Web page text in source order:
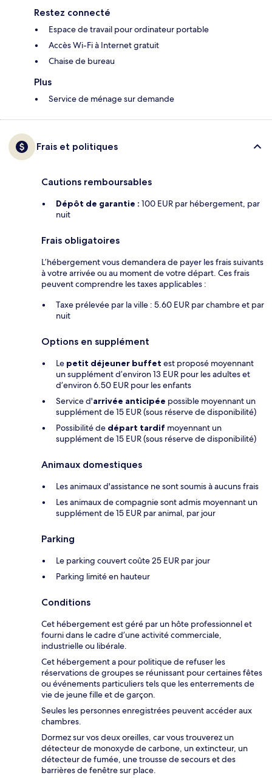
Restez connecté
Espace de travail pour ordinateur portable
Accès Wi-Fi à Internet gratuit
Chaise de bureau
Plus
Service de ménage sur demande
Frais et politiques
Cautions remboursables
Dépôt de garantie : 100 EUR par hébergement, par
nuit
Frais obligatoires
L’hébergement vous demandera de payer les frais suivants
à votre arrivée ou au moment de votre départ. Ces frais
peuvent comprendre les taxes applicables :
Taxe prélevée par la ville : 5.60 EUR par chambre et par
nuit
Options en supplément
Le petit déjeuner buffet est proposé moyennant
un supplément d’environ 13 EUR pour les adultes et
d’environ 6.50 EUR pour les enfants
Service d'arrivée anticipée possible moyennant un
supplément de 15 EUR (sous réserve de disponibilité)
Possibilité de départ tardif moyennant un
supplément de 15 EUR (sous réserve de disponibilité)
Animaux domestiques
Les animaux d'assistance ne sont soumis à aucuns frais
Les animaux de compagnie sont admis moyennant un
supplément de 15 EUR par animal, par jour
Parking
Le parking couvert coûte 25 EUR par jour
Parking limité en hauteur
Conditions
Cet hébergement est géré par un hôte professionnel et
fourni dans le cadre d’une activité commerciale,
industrielle ou libérale.
Cet hébergement a pour politique de refuser les
réservations de groupes se réunissant pour certaines fêtes
ou événements particuliers tels que les enterrements de
vie de jeune fille et de garçon.
Seules les personnes enregistrées peuvent accéder aux
chambres.
Dormez sur vos deux oreilles, car vous trouverez un
détecteur de monoxyde de carbone, un extincteur, un
détecteur de fumée, une trousse de secours et des
barrières de fenêtre sur place.